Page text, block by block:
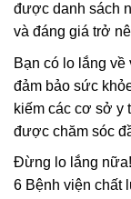
được danh sách
và đáng giá trở
Bạn có lo lắng
đảm bảo sức
kiếm các cơ sở y
được chăm sóc
Đừng lo lắng nữa!
6 Bệnh viện chất